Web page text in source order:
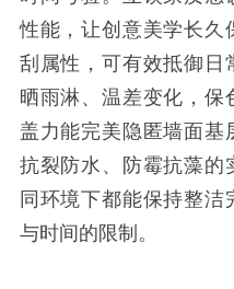
性能，让创意美学长久
刮属性，可有效抵御日
晒雨淋、温差变化，保
盖力能完美隐匿墙面基
抗裂防水、防霉抗藻的
同环境下都能保持整
与时间的限制。